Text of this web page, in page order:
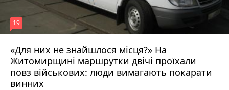
«Для них не знайшлося місця?» На
Житомирщині маршрутки двічі проїхали
повз військових: люди вимагають покарати
винних
19
17 липня 2026 р.